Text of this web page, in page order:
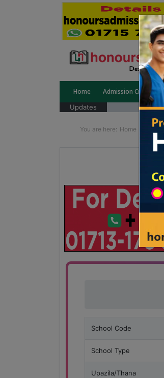
Home Admission Circular
Updates
You are here: Home
School Code
School Type
Upazila/Thana